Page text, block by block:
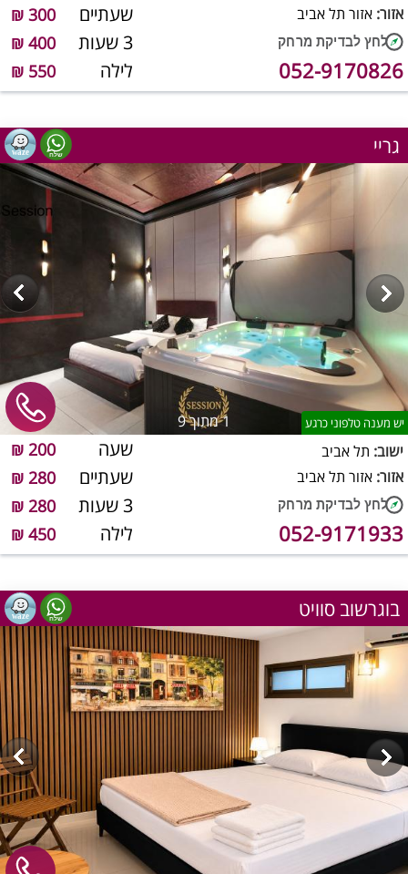
שעתיים 300 ₪
3 שעות 400 ₪
לילה 550 ₪
אזור: אזור תל אביב
052-9170826
גריי
1מתוך 9 יש מענה טלפוני כרגע
שעה 200 ₪
שעתיים 280 ₪
3 שעות 280 ₪
לילה 450 ₪
ישוב: תל אביב
אזור: אזור תל אביב
052-9171933
בוגרשוב סוויט